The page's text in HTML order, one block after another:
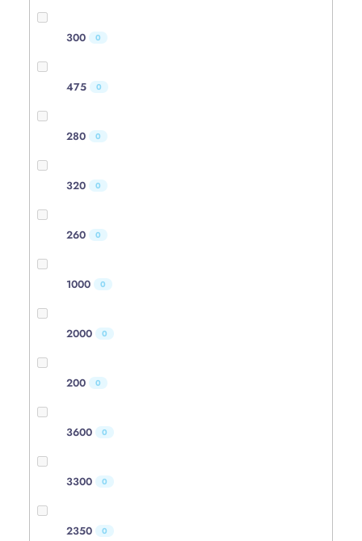
300 0
475 0
280 0
320 0
260 0
1000 0
2000 0
200 0
3600 0
3300 0
2350 0